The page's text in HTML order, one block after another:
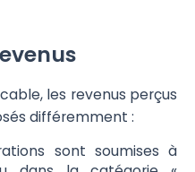
les revenus perçus
différemment :
sont soumises à